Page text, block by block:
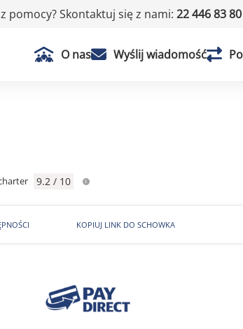
pomocy? Skontaktuj się z nami: 22 446 83 80
O nas Wyślij wiadomość
9.2 / 10
KOPIUJ LINK DO SCHOWKA